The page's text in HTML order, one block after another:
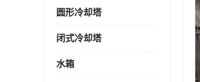
圆形冷却塔
闭式冷却塔
水箱